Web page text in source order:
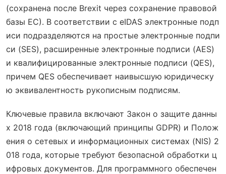
(сохранена после Brexit через сохранение правовой
базы ЕС). В соответствии с eIDAS электронные подп
иси подразделяются на простые электронные подпи
си (SES), расширенные электронные подписи (AES)
и квалифицированные электронные подписи (QES),
причем QES обеспечивает наивысшую юридическу
ю эквивалентность рукописным подписям.
Ключевые правила включают Закон о защите данны
х 2018 года (включающий принципы GDPR) и Полож
ения о сетевых и информационных системах (NIS) 2
018 года, которые требуют безопасной обработки ц
ифровых документов. Для программного обеспечен